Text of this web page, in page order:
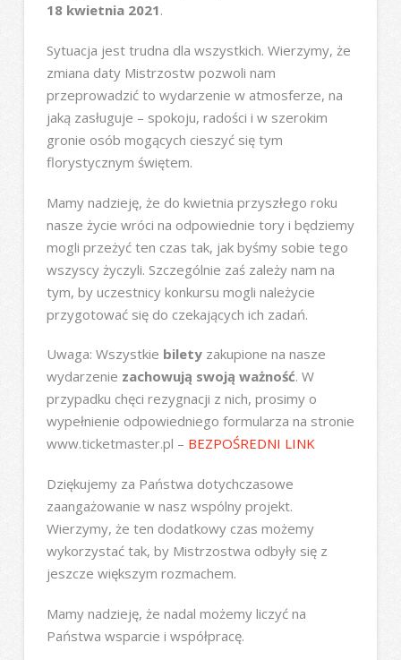
18 kwietnia 2021.
Sytuacja jest trudna dla wszystkich. Wierzymy, że
zmiana daty Mistrzostw pozwoli nam
przeprowadzić to wydarzenie w atmosferze, na
jaką zasługuje – spokoju, radości i w szerokim
gronie osób mogących cieszyć się tym
florystycznym świętem.
Mamy nadzieję, że do kwietnia przyszłego roku
nasze życie wróci na odpowiednie tory i będziemy
mogli przeżyć ten czas tak, jak byśmy sobie tego
wszyscy życzyli. Szczególnie zaś zależy nam na
tym, by uczestnicy konkursu mogli należycie
przygotować się do czekających ich zadań.
Uwaga: Wszystkie biletyzakupione na nasze
wydarzenie zachowują swoją ważność. W
przypadku chęci rezygnacji z nich, prosimy o
wypełnienie odpowiedniego formularza na stronie
www.ticketmaster.pl – BEZPOŚREDNI LINK
Dziękujemy za Państwa dotychczasowe
zaangażowanie w nasz wspólny projekt.
Wierzymy, że ten dodatkowy czas możemy
wykorzystać tak, by Mistrzostwa odbyły się z
jeszcze większym rozmachem.
Mamy nadzieję, że nadal możemy liczyć na
Państwa wsparcie i współpracę.